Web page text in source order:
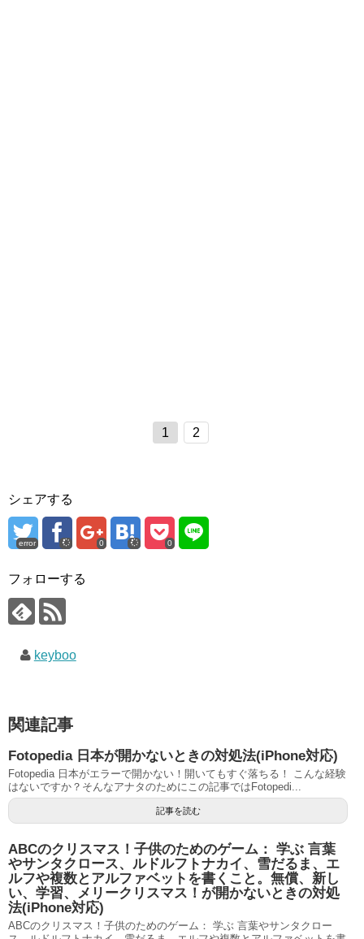
1 2
シェアする
error 0 0
フォローする
keyboo
関連記事
Fotopedia 日本が開かないときの対処法(iPhone対応)
Fotopedia 日本がエラーで開かない！開いてもすぐ落ちる！ こんな経験
はないですか？そんなアナタのためにこの記事ではFotopedi...
記事を読む
ABCのクリスマス！子供のためのゲーム： 学ぶ 言葉
やサンタクロース、ルドルフトナカイ、雪だるま、エ
ルフや複数とアルファベットを書くこと。無償、新し
い、学習、メリークリスマス！が開かないときの対処
法(iPhone対応)
ABCのクリスマス！子供のためのゲーム： 学ぶ 言葉やサンタクロー